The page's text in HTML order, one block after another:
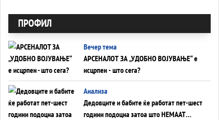
ПРОФИЛ
Вечер тема
АРСЕНАЛОТ ЗА „УДОБНО ВОЈУВАЊЕ“ е
исцрпен - што сега?
Анализа
Дедовците и бабите ќе работат пет-шест
години подоцна затоа што НЕМААТ